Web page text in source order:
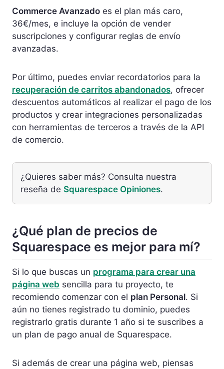
Commerce Avanzado es el plan más caro,
36€/mes, e incluye la opción de vender
suscripciones y configurar reglas de envío
avanzadas.
Por último, puedes enviar recordatorios para la
recuperación de carritos abandonados, ofrecer
descuentos automáticos al realizar el pago de los
productos y crear integraciones personalizadas
con herramientas de terceros a través de la API
de comercio.
¿Quieres saber más? Consulta nuestra
reseña de Squarespace Opiniones.
¿Qué plan de precios de
Squarespace es mejor para mí?
Si lo que buscas un programa para crear una
página web sencilla para tu proyecto, te
recomiendo comenzar con el plan Personal. Si
aún no tienes registrado tu dominio, puedes
registrarlo gratis durante 1 año si te suscribes a
un plan de pago anual de Squarespace.
Si además de crear una página web, piensas